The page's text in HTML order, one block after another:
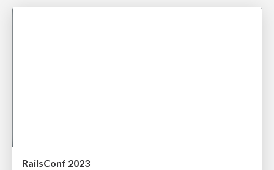
RailsConf 2023